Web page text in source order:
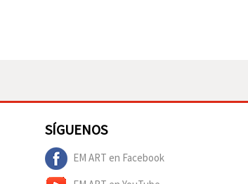
SÍGUENOS
EM ART en Facebook